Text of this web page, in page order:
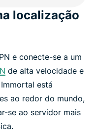
localização
e conecte-se a um
de alta velocidade e
está
ao redor do mundo,
se ao servidor mais